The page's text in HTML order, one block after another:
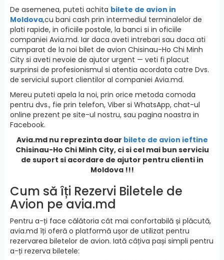
De asemenea, puteti achita bilete de avion in
Moldova,cu bani cash prin intermediul terminalelor de
plati rapide, in oficiile postale, la banci si in oficiile
companiei Avia.md. Iar daca aveti intrebari sau daca ati
cumparat de la noi bilet de avion Chisinau-Ho Chi Minh
City si aveti nevoie de ajutor urgent — veti fi placut
surprinsi de profesionismul si atentia acordata catre Dvs.
de serviciul suport clientilor al companiei Avia.md.
Mereu puteti apela la noi, prin orice metoda comoda
pentru dvs., fie prin telefon, Viber si WhatsApp, chat-ul
online prezent pe site-ul nostru, sau pagina noastra in
Facebook.
Avia.md nu reprezinta doar bilete de avion ieftine
Chisinau-Ho Chi Minh City, ci si cel mai bun serviciu
de suport si acordare de ajutor pentru clienti in
Moldova !!!
Cum să îți Rezervi Biletele de
Avion pe avia.md
Pentru a-ți face călătoria cât mai confortabilă și plăcută,
avia.md îți oferă o platformă ușor de utilizat pentru
rezervarea biletelor de avion. Iată câțiva pași simpli pentru
a-ți rezerva biletele: